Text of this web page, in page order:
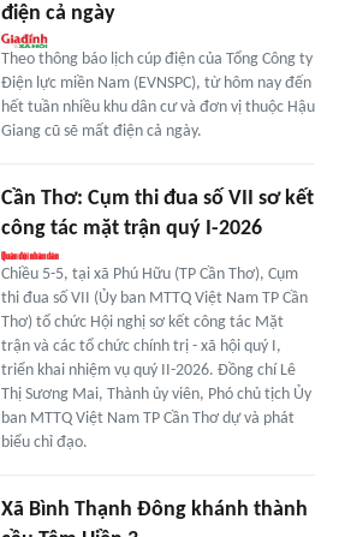
điện cả ngày
Theo thông báo lịch cúp điện của Tổng Công ty
Điện lực miền Nam (EVNSPC), từ hôm nay đến
hết tuần nhiều khu dân cư và đơn vị thuộc Hậu
Giang cũ sẽ mất điện cả ngày.
Cần Thơ: Cụm thi đua số VII sơ kết
công tác mặt trận quý I-2026
Chiều 5-5, tại xã Phú Hữu (TP Cần Thơ), Cụm
thi đua số VII (Ủy ban MTTQ Việt Nam TP Cần
Thơ) tổ chức Hội nghị sơ kết công tác Mặt
trận và các tổ chức chính trị - xã hội quý I,
triển khai nhiệm vụ quý II-2026. Đồng chí Lê
Thị Sương Mai, Thành ủy viên, Phó chủ tịch Ủy
ban MTTQ Việt Nam TP Cần Thơ dự và phát
biểu chỉ đạo.
Xã Bình Thạnh Đông khánh thành